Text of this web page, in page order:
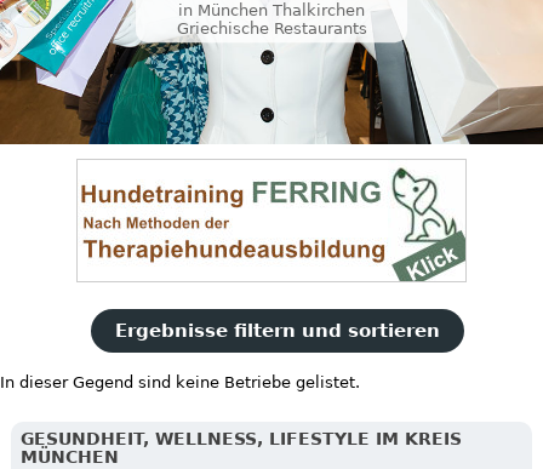
in München Thalkirchen
Griechische Restaurants
Ergebnisse filtern und sortieren
In dieser Gegend sind keine Betriebe gelistet.
GESUNDHEIT, WELLNESS, LIFESTYLE IM KREIS
MÜNCHEN